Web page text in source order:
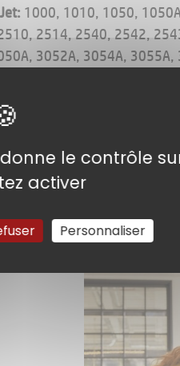
1000, 1010, 1050,
2514, 2540, 2542,
3052A, 3054A, 3055A,
4500, 4502, 4503, 4504,
le contrôle
activer
Personnaliser